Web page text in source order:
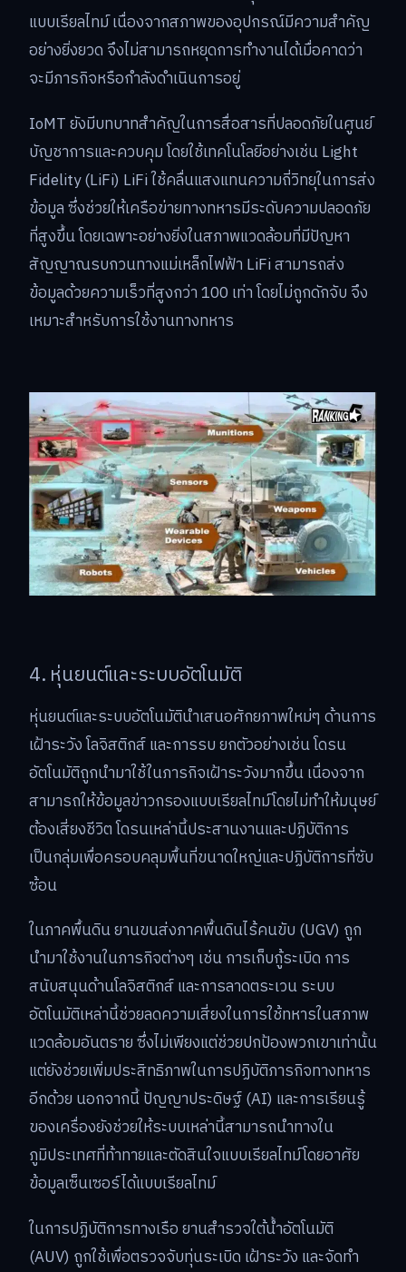
แบบเรียลไทม์ เนื่องจากสภาพของอุปกรณ์มีความสำคัญ
อย่างยิ่งยวด จึงไม่สามารถหยุดการทำงานได้เมื่อคาดว่า
จะมีภารกิจหรือกำลังดำเนินการอยู่
IoMT ยังมีบทบาทสำคัญในการสื่อสารที่ปลอดภัยในศูนย์
บัญชาการและควบคุม โดยใช้เทคโนโลยีอย่างเช่น Light
Fidelity (LiFi) LiFi ใช้คลื่นแสงแทนความถี่วิทยุในการส่ง
ข้อมูล ซึ่งช่วยให้เครือข่ายทางทหารมีระดับความปลอดภัย
ที่สูงขึ้น โดยเฉพาะอย่างยิ่งในสภาพแวดล้อมที่มีปัญหา
สัญญาณรบกวนทางแม่เหล็กไฟฟ้า LiFi สามารถส่ง
ข้อมูลด้วยความเร็วที่สูงกว่า 100 เท่า โดยไม่ถูกดักจับ จึง
เหมาะสำหรับการใช้งานทางทหาร
4. หุ่นยนต์และระบบอัตโนมัติ
หุ่นยนต์และระบบอัตโนมัตินำเสนอศักยภาพใหม่ๆ ด้านการ
เฝ้าระวัง โลจิสติกส์ และการรบ ยกตัวอย่างเช่น โดรน
อัตโนมัติถูกนำมาใช้ในภารกิจเฝ้าระวังมากขึ้น เนื่องจาก
สามารถให้ข้อมูลข่าวกรองแบบเรียลไทม์โดยไม่ทำให้มนุษย์
ต้องเสี่ยงชีวิต โดรนเหล่านี้ประสานงานและปฏิบัติการ
เป็นกลุ่มเพื่อครอบคลุมพื้นที่ขนาดใหญ่และปฏิบัติการที่ซับ
ซ้อน
ในภาคพื้นดิน ยานขนส่งภาคพื้นดินไร้คนขับ (UGV) ถูก
นำมาใช้งานในภารกิจต่างๆ เช่น การเก็บกู้ระเบิด การ
สนับสนุนด้านโลจิสติกส์ และการลาดตระเวน ระบบ
อัตโนมัติเหล่านี้ช่วยลดความเสี่ยงในการใช้ทหารในสภาพ
แวดล้อมอันตราย ซึ่งไม่เพียงแต่ช่วยปกป้องพวกเขาเท่านั้น
แต่ยังช่วยเพิ่มประสิทธิภาพในการปฏิบัติภารกิจทางทหาร
อีกด้วย นอกจากนี้ ปัญญาประดิษฐ์ (AI) และการเรียนรู้
ของเครื่องยังช่วยให้ระบบเหล่านี้สามารถนำทางใน
ภูมิประเทศที่ท้าทายและตัดสินใจแบบเรียลไทม์โดยอาศัย
ข้อมูลเซ็นเซอร์ได้แบบเรียลไทม์
ในการปฏิบัติการทางเรือ ยานสำรวจใต้น้ำอัตโนมัติ
(AUV) ถูกใช้เพื่อตรวจจับทุ่นระเบิด เฝ้าระวัง และจัดทำ